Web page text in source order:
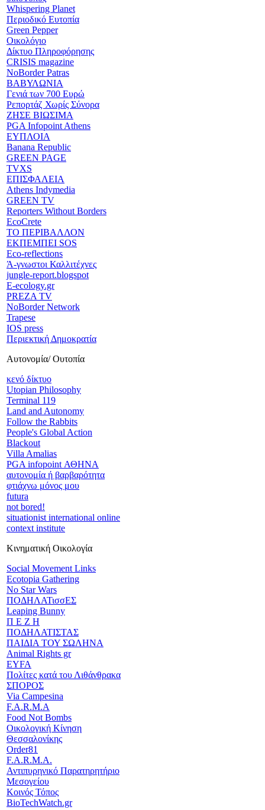
Whispering Planet
Περιοδικό Ευτοπία
Green Pepper
Οικολόγιο
Δίκτυο Πληροφόρησης
CRISIS magazine
NoBorder Patras
ΒΑΒΥΛΩΝΙΑ
Γενιά των 700 Ευρώ
Ρεπορτάζ Χωρίς Σύνορα
ΖΗΣΕ ΒΙΩΣΙΜΑ
PGA Infopoint Athens
ΕΥΠΛΟΙΑ
Banana Republic
GREEN PAGE
TVXS
ΕΠΙΣΦΑΛΕΙΑ
Athens Indymedia
GREEN TV
Reporters Without Borders
EcoCrete
ΤΟ ΠΕΡΙΒΑΛΛΟΝ
ΕΚΠΕΜΠΕΙ SOS
Eco-reflections
Ά-γνωστοι Καλλιτέχνες
jungle-report.blogspot
E-ecology.gr
PREZA TV
NoBorder Network
Trapese
IOS press
Περιεκτική Δημοκρατία
Αυτονομία/ Ουτοπία
κενό δίκτυο
Utopian Philosophy
Terminal 119
Land and Autonomy
Follow the Rabbits
People's Global Action
Blackout
Villa Amalias
PGA infopoint ΑΘΗΝΑ
αυτονομία ή βαρβαρότητα
φτιάχνω μόνος μου
futura
not bored!
situationist international online
context institute
Κινηματική Οικολογία
Social Movement Links
Ecotopia Gathering
No Star Wars
ΠΟΔΗΛΑΤισσΕΣ
Leaping Bunny
Π Ε Ζ Η
ΠΟΔΗΛΑΤΙΣΤΑΣ
ΠΑΙΔΙΑ ΤΟΥ ΣΩΛΗΝΑ
Animal Rights gr
EYFA
Πολίτες κατά του Λιθάνθρακα
ΣΠΟΡΟΣ
Via Campesina
F.A.R.M.A
Food Not Bombs
Οικολογική Κίνηση
Θεσσαλονίκης
Order81
F.A.R.M.A.
Αντιπυρηνικό Παρατηρητήριο
Μεσογείου
Κοινός Τόπος
BioTechWatch.gr